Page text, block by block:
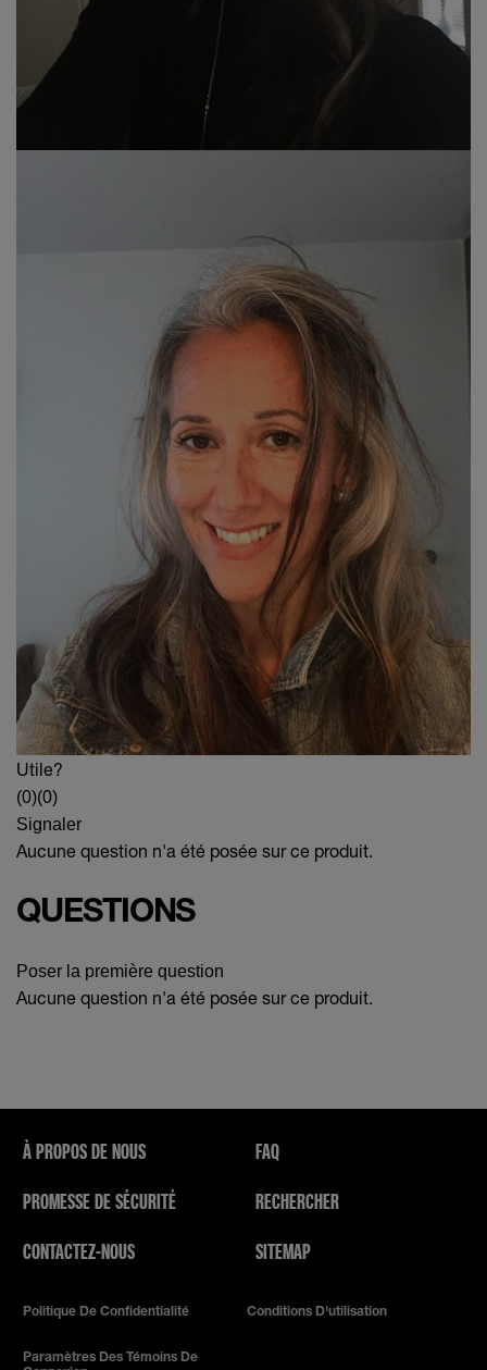
Utile?
(0)(0)
Signaler
Aucune question n'a été posée sur ce produit.
QUESTIONS
Poser la première question
Aucune question n'a été posée sur ce produit.
À PROPOS DE NOUS
PROMESSE DE SÉCURITÉ
CONTACTEZ-NOUS
FAQ
RECHERCHER
SITEMAP
Politique De Confidentialité Conditions D'utilisation
Paramètres Des Témoins De